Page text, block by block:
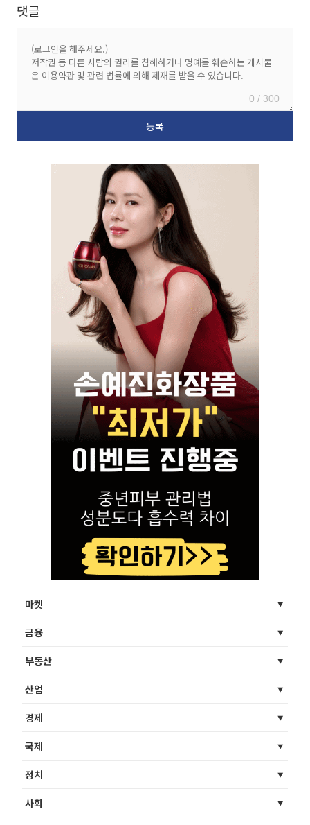
댓글
0 / 300
마켓
금융
부동산
산업
경제
국제
정치
사회